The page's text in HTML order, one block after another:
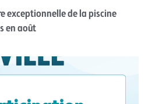
exceptionnelle de la piscine
en août